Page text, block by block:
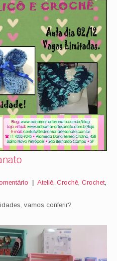
| Ateliê, Crochê, Crochet,
vamos conferir?